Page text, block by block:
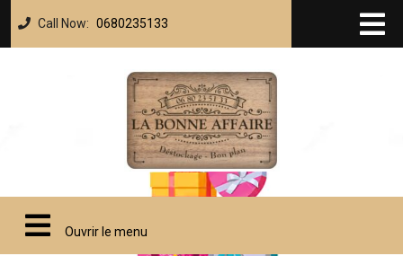
Call Now: 0680235133
Ouvrir le menu